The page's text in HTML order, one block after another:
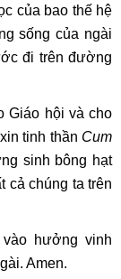
của bao thế hệ
sống của ngài
đi trên đường
Giáo hội và cho
tinh thần Cum
sinh bông hạt
cả chúng ta trên
hưởng vinh
Amen.